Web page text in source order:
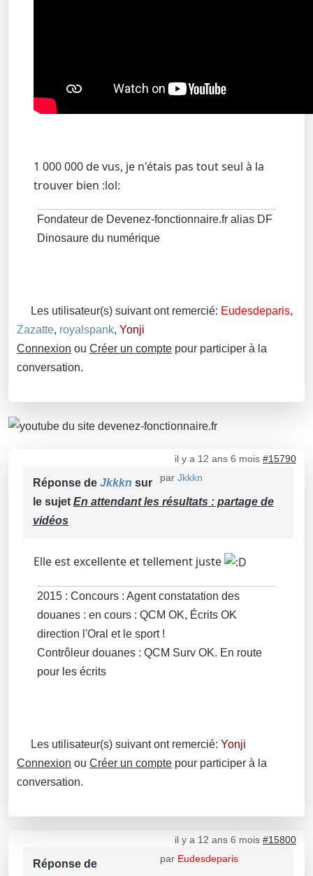
1 000 000 de vus, je n'étais pas tout seul à la
trouver bien :lol:
Fondateur de Devenez-fonctionnaire.fr alias DF
Dinosaure du numérique
Les utilisateur(s) suivant ont remercié: Eudesdeparis,
Zazatte, royalspank, Yonji
Connexion ou Créer un compte pour participer à la
conversation.
il y a 12 ans 6 mois #15790
par Jkkkn
Réponse de Jkkkn sur
le sujet En attendant les résultats : partage de
vidéos
Elle est excellente et tellement juste
2015 : Concours : Agent constatation des
douanes : en cours : QCM OK, Écrits OK
direction l'Oral et le sport !
Contrôleur douanes : QCM Surv OK. En route
pour les écrits
Les utilisateur(s) suivant ont remercié: Yonji
Connexion ou Créer un compte pour participer à la
conversation.
il y a 12 ans 6 mois #15800
par Eudesdeparis
Réponse de